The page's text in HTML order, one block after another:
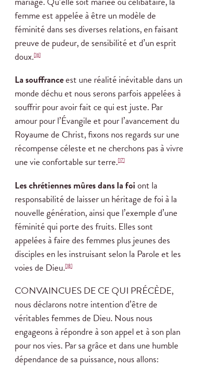
femme est appelée à être un modèle de
féminité dans ses diverses relations, en faisant
preuve de pudeur, de sensibilité et d’un esprit
doux.[16]
La souffranceest une réalité inévitable dans un
monde déchu et nous serons parfois appelées à
souffrir pour avoir fait ce qui est juste. Par
amour pour l’Évangile et pour l’avancement du
Royaume de Christ, fixons nos regards sur une
récompense céleste et ne cherchons pas à vivre
une vie confortable sur terre.[17]
Les chrétiennes mûres dans la foiont la
responsabilité de laisser un héritage de foi à la
nouvelle génération, ainsi que l’exemple d’une
féminité qui porte des fruits. Elles sont
appelées à faire des femmes plus jeunes des
disciples en les instruisant selon la Parole et les
voies de Dieu.[18]
CONVAINCUES DE CE QUI PRÉCÈDE,
nous déclarons notre intention d’être de
véritables femmes de Dieu. Nous nous
engageons à répondre à son appel et à son plan
pour nos vies. Par sa grâce et dans une humble
dépendance de sa puissance, nous allons: